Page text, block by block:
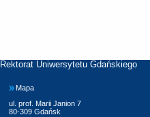
Rektorat Uniwersytetu Gdańskiego
Mapa
ul. prof. Marii Janion 7
80-309 Gdańsk